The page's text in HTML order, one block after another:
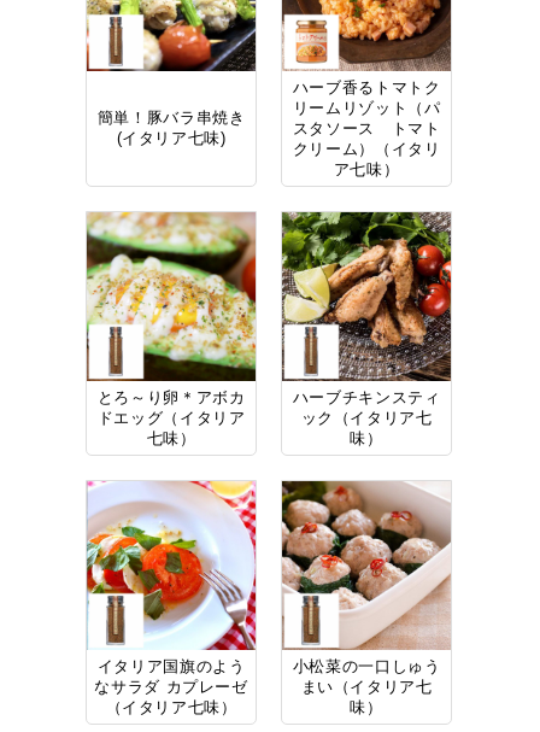
簡単！豚バラ串焼き
(イタリア七味)
ハーブ香るトマトク
リームリゾット（パ
スタソース トマト
クリーム）（イタリ
ア七味）
とろ～り卵＊アボカ
ドエッグ（イタリア
七味）
ハーブチキンスティ
ック（イタリア七
味）
イタリア国旗のよう
なサラダ カプレーゼ
（イタリア七味）
小松菜の一口しゅう
まい（イタリア七
味）